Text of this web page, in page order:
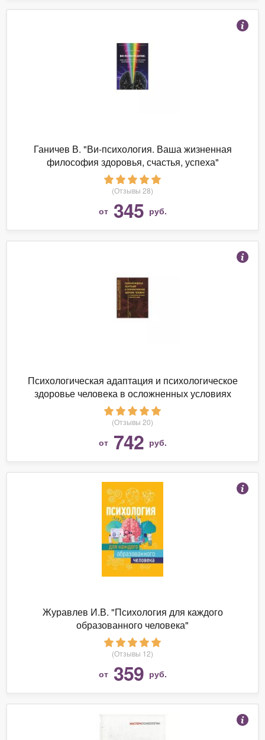
Ганичев В. "Ви-психология. Ваша жизненная
философия здоровья, счастья, успеха"
(Отзывы 28)
от 345 руб.
Психологическая адаптация и психологическое
здоровье человека в осложненных условиях
жизненной среды
(Отзывы 20)
от 742 руб.
Журавлев И.В. "Психология для каждого
образованного человека"
(Отзывы 12)
от 359 руб.